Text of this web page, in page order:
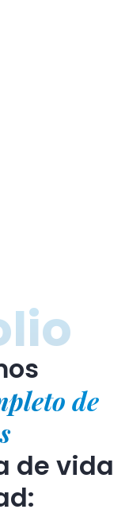
de
de vida